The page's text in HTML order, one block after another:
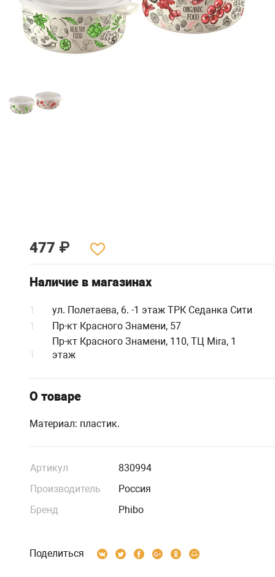
477 ₽
Наличие в магазинах
1
ул. Полетаева, 6. -1 этаж ТРК Седанка Сити
1
Пр-кт Красного Знамени, 57
1
Пр-кт Красного Знамени, 110, ТЦ Mira, 1
этаж
О товаре
Материал: пластик.
Артикул
830994
Производитель
Россия
Бренд
Phibo
Поделиться